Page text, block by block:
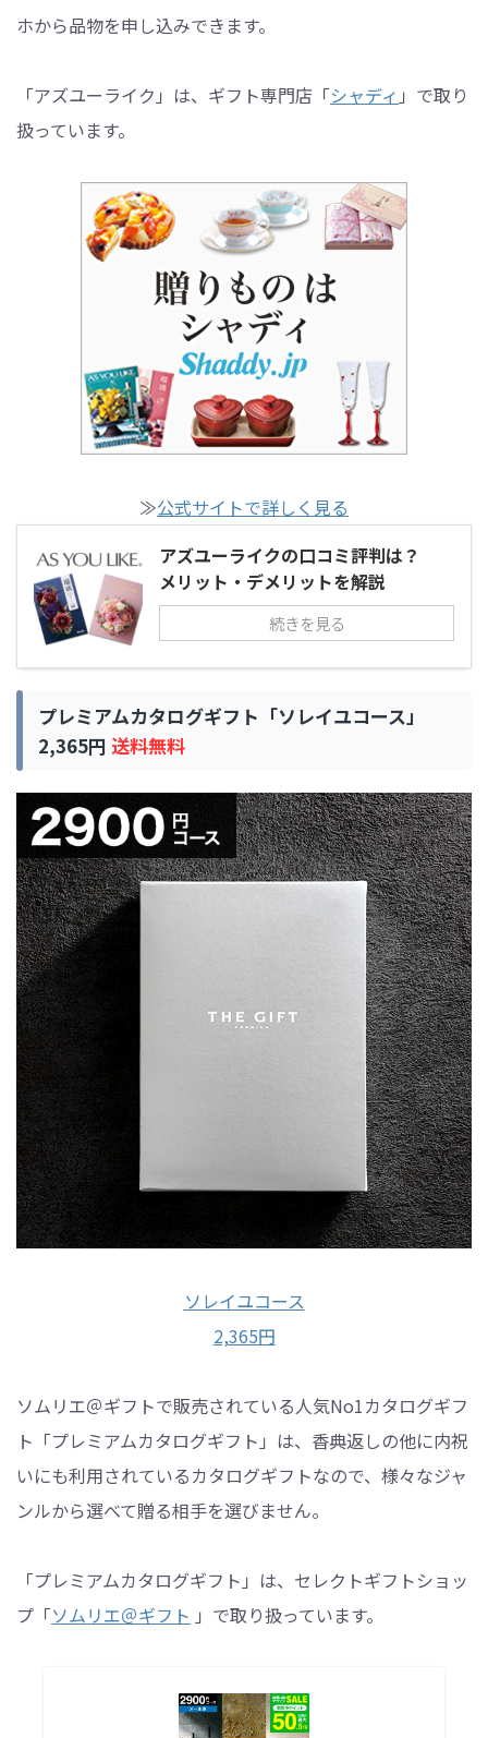
ホから品物を申し込みできます。
「アズユーライク」は、ギフト専門店「シャディ 」で取り
扱っています。
≫公式サイトで詳しく見る
アズユーライクの口コミ評判は？
メリット・デメリットを解説
続きを見る
プレミアムカタログギフト「ソレイユコース」
2,365円 送料無料
ソレイユコース
2,365円
ソムリエ＠ギフトで販売されている人気No1カタログギフ
ト「プレミアムカタログギフト」は、香典返しの他に内祝
いにも利用されているカタログギフトなので、様々なジャ
ンルから選べて贈る相手を選びません。
「プレミアムカタログギフト」は、セレクトギフトショッ
プ「ソムリエ＠ギフト 」で取り扱っています。